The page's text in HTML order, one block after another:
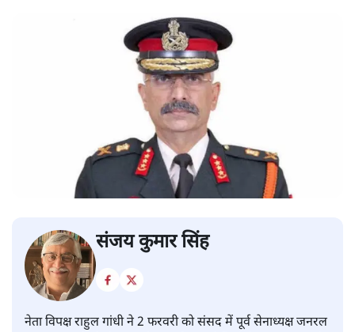
संजय कुमार सिंह
नेता विपक्ष राहुल गांधी ने 2 फरवरी को संसद में पूर्व सेनाध्यक्ष जनरल